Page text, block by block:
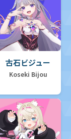
古石ビジュー
Koseki Bijou